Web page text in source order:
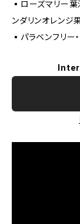
▪️ローズマリー葉
ンダリンオレンジ
▪️パラベンフリー